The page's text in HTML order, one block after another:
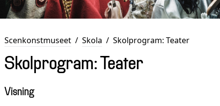
Scenkonstmuseet / Skola / Skolprogram: Teater
Skolprogram: Teater
Visning